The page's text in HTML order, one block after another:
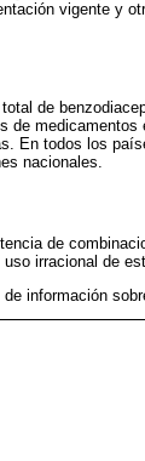
vigente y
de
de
En todos los
nacionales.
de
irracional de
información